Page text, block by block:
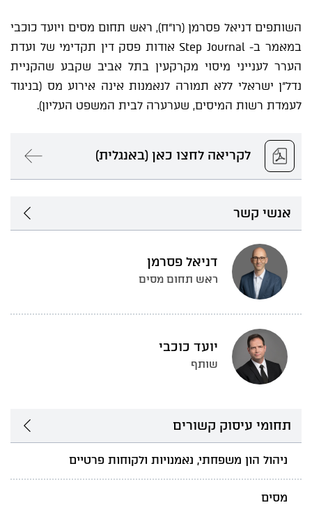
השותפים דניאל פסרמן (רו"ח), ראש תחום מסים ויועד כוכבי
במאמר ב- Step Journal אודות פסק דין תקדימי של ועדת
הערר לענייני מיסוי מקרקעין בתל אביב שקבע שהקניית
נדל"ן ישראלי ללא תמורה לנאמנות אינה אירוע מס (בניגוד
לעמדת רשות המיסים, שערערה לבית המשפט העליון).
לקריאה לחצו כאן (באנגלית)
אנשי קשר
דניאל פסרמן
ראש תחום מסים
יועד כוכבי
שותף
תחומי עיסוק קשורים
ניהול הון משפחתי, נאמנויות ולקוחות פרטיים
מסים